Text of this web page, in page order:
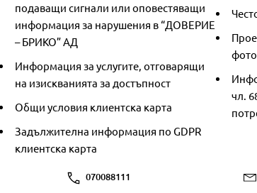
подаващи сигнали или оповестяващи
информация за нарушения в “ДОВЕРИЕ
– БРИКО” АД
Информация за услугите, отговарящи
на изискванията за достъпност
Общи условия клиентска карта
Задължителна информация по GDPR
клиентска карта
чл.
070088111